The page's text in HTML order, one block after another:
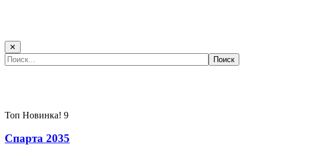
✕
Топ Новинка! 9
Спарта 2035